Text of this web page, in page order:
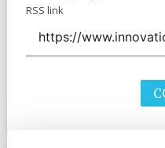
RSS link